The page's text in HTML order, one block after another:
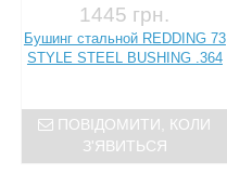
1445 грн.
Бушинг стальной REDDING 73
STYLE STEEL BUSHING .364
ПОВІДОМИТИ, КОЛИ
З'ЯВИТЬСЯ